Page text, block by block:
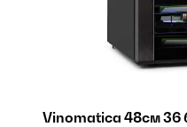
Vinomatica 48см 36